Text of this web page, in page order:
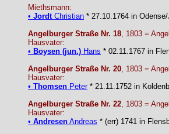
Miethsmann:
• JordtChristian * 27.10.1764 in
Angelburger Straße Nr. 18, 1803 =
Hausvater:
• Boysen (jun.) Hans * 02.11.1767 in
Angelburger Straße Nr. 20, 1803 =
Hausvater:
• Thomsen Peter * 21.11.1752 in
Angelburger Straße Nr. 22, 1803 =
Hausvater:
• Andresen Andreas * (err) 1741 in